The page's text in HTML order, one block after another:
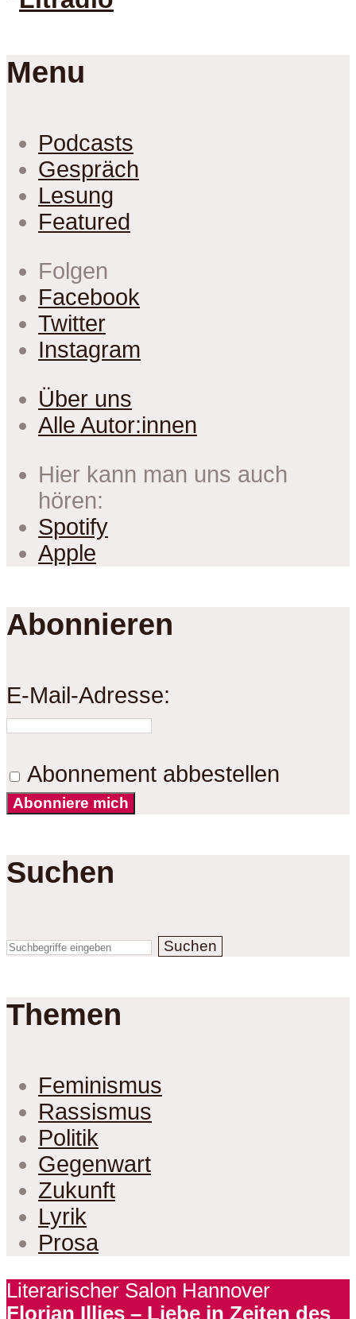
Menu
Podcasts
Gespräch
Lesung
Featured
Folgen
Facebook
Twitter
Instagram
Über uns
Alle Autor:innen
Hier kann man uns auch
hören:
Spotify
Apple
Abonnieren
E-Mail-Adresse:
Abonnement abbestellen
Abonniere mich
Suchen
Suchen
Themen
Feminismus
Rassismus
Politik
Gegenwart
Zukunft
Lyrik
Prosa
Literarischer Salon Hannover
Florian Illies – Liebe in Zeiten des